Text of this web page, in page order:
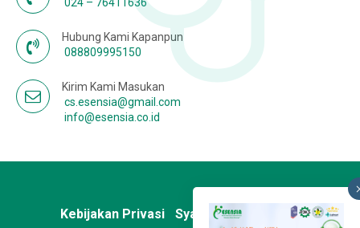
Hubung Kami Kapanpun
088809995150
Kirim Kami Masukan
cs.esensia@gmail.com
info@esensia.co.id
Kebijakan Privasi Syarat & Ketentuan